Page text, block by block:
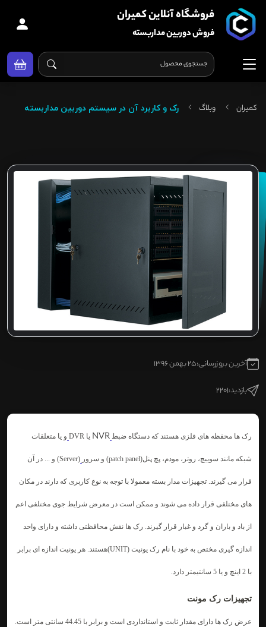
فروشگاه آنلاین کمیران
فروش دوربین مداربسته
کمیران وبلاگ رک و کاربرد آن در سیستم دوربین مداربسته
آخرین بروزرسانی:25 بهمن 1396
بازدید:2201
رک ها محفظه های فلزی هستند که دستگاه ضبط NVR یا DVR و یا متعلقات
شبکه مانند سوییچ، روتر، مودم، پچ پنل(patch panel) و سرور (Server) و ... در آن
قرار می گیرند. تجهیزات مدار بسته معمولا با توجه به نوع کاربری که دارند در مکان
های مختلفی قرار داده می شوند و ممکن است در معرض شرایط جوی مختلفی اعم
از باد و باران و گرد و غبار قرار گیرند. رک ها نقش محافظتی داشته و دارای واحد
اندازه گیری مختص به خود با نام رک یونیت (UNIT)هستند. هر یونیت اندازه ای برابر
با 2 اینچ و یا 5 سانتیمتر دارد.
تجهیزات رک مونت
عرض رک ها دارای مقدار ثابت و استانداردی است و برابر با 44.45 سانتی متر است.